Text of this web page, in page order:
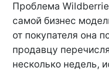
Проблема
самой бизнес
от покупателя она
продавцу
несколько недель,